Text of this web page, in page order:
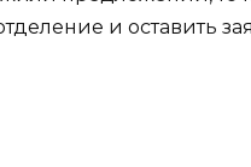
и оставить